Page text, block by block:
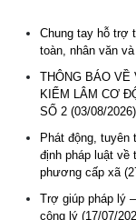
Chung tay hỗ trợ
toàn, nhân văn
THÔNG BÁO
KIỂM LÂM CƠ
SỐ 2 (03/08/2026)
Phát động, tuyên
định pháp luật về
phương cấp xã
Trợ giúp pháp lý
công lý (17/07/
Thông báo